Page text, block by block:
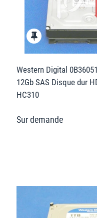
Western Digital
12Gb SAS Disque dur
HC310